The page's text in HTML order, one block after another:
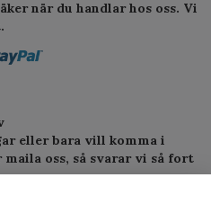
när du handlar hos oss. Vi
eller bara vill komma i
oss, så svarar vi så fort